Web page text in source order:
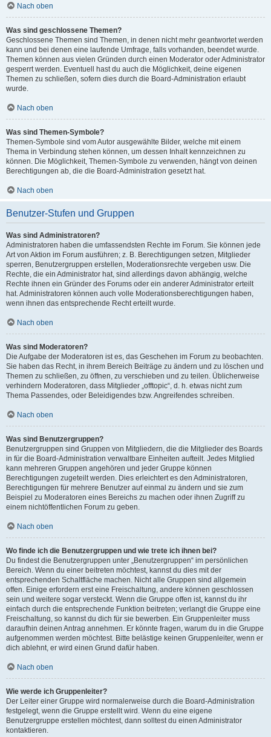
Nach oben
Was sind geschlossene Themen?
Geschlossene Themen sind Themen, in denen nicht mehr geantwortet werden
kann und bei denen eine laufende Umfrage, falls vorhanden, beendet wurde.
Themen können aus vielen Gründen durch einen Moderator oder Administrator
gesperrt werden. Eventuell hast du auch die Möglichkeit, deine eigenen
Themen zu schließen, sofern dies durch die Board-Administration erlaubt
wurde.
Nach oben
Was sind Themen-Symbole?
Themen-Symbole sind vom Autor ausgewählte Bilder, welche mit einem
Thema in Verbindung stehen können, um dessen Inhalt kennzeichnen zu
können. Die Möglichkeit, Themen-Symbole zu verwenden, hängt von deinen
Berechtigungen ab, die die Board-Administration gesetzt hat.
Nach oben
Benutzer-Stufen und Gruppen
Was sind Administratoren?
Administratoren haben die umfassendsten Rechte im Forum. Sie können jede
Art von Aktion im Forum ausführen; z. B. Berechtigungen setzen, Mitglieder
sperren, Benutzergruppen erstellen, Moderationsrechte vergeben usw. Die
Rechte, die ein Administrator hat, sind allerdings davon abhängig, welche
Rechte ihnen ein Gründer des Forums oder ein anderer Administrator erteilt
hat. Administratoren können auch volle Moderationsberechtigungen haben,
wenn ihnen das entsprechende Recht erteilt wurde.
Nach oben
Was sind Moderatoren?
Die Aufgabe der Moderatoren ist es, das Geschehen im Forum zu beobachten.
Sie haben das Recht, in ihrem Bereich Beiträge zu ändern und zu löschen und
Themen zu schließen, zu öffnen, zu verschieben und zu teilen. Üblicherweise
verhindern Moderatoren, dass Mitglieder „offtopic“, d. h. etwas nicht zum
Thema Passendes, oder Beleidigendes bzw. Angreifendes schreiben.
Nach oben
Was sind Benutzergruppen?
Benutzergruppen sind Gruppen von Mitgliedern, die die Mitglieder des Boards
in für die Board-Administration verwaltbare Einheiten aufteilt. Jedes Mitglied
kann mehreren Gruppen angehören und jeder Gruppe können
Berechtigungen zugeteilt werden. Dies erleichtert es den Administratoren,
Berechtigungen für mehrere Benutzer auf einmal zu ändern und sie zum
Beispiel zu Moderatoren eines Bereichs zu machen oder ihnen Zugriff zu
einem nichtöffentlichen Forum zu geben.
Nach oben
Wo finde ich die Benutzergruppen und wie trete ich ihnen bei?
Du findest die Benutzergruppen unter „Benutzergruppen“ im persönlichen
Bereich. Wenn du einer beitreten möchtest, kannst du dies mit der
entsprechenden Schaltfläche machen. Nicht alle Gruppen sind allgemein
offen. Einige erfordern erst eine Freischaltung, andere können geschlossen
sein und weitere sogar versteckt. Wenn die Gruppe offen ist, kannst du ihr
einfach durch die entsprechende Funktion beitreten; verlangt die Gruppe eine
Freischaltung, so kannst du dich für sie bewerben. Ein Gruppenleiter muss
daraufhin deinen Antrag annehmen. Er könnte fragen, warum du in die Gruppe
aufgenommen werden möchtest. Bitte belästige keinen Gruppenleiter, wenn er
dich ablehnt, er wird einen Grund dafür haben.
Nach oben
Wie werde ich Gruppenleiter?
Der Leiter einer Gruppe wird normalerweise durch die Board-Administration
festgelegt, wenn die Gruppe erstellt wird. Wenn du eine eigene
Benutzergruppe erstellen möchtest, dann solltest du einen Administrator
kontaktieren.